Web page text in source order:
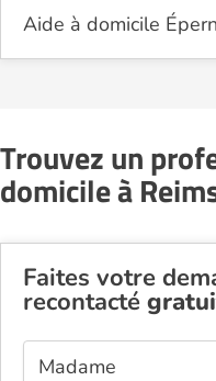
Aide à domicile
Trouvez un
domicile à
Faites votre
recontacté